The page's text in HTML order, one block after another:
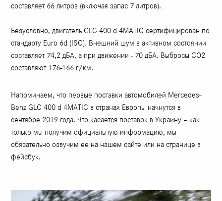
составляет 66 литров (включая запас 7 литров).
Безусловно, двигатель GLC 400 d 4MATIC сертифицирован по
стандарту Euro 6d (ISC). Внешний шум в активном состоянии
составляет 74,2 дБА, а при движении - 70 дБА. Выбросы CO2
составляют 176-166 г/км.
Напоминаем, что первые поставки автомобилей Mercedes-
Benz GLC 400 d 4MATIC в странах Европы начнутся в
сентябре 2019 года. Что касается поставок в Украину – как
только мы получим официальную информацию, мы
обязательно озвучим ее на нашем сайте или на странице в
фейсбук.